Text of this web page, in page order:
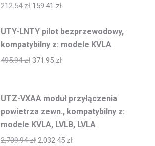
212.54zł 159.41 zł
UTY-LNTY pilot bezprzewodowy,
kompatybilny z: modele KVLA
495.94zł 371.95 zł
UTZ-VXAA moduł przyłączenia
powietrza zewn., kompatybilny z:
modele KVLA, LVLB, LVLA
2,709.94zł 2,032.45 zł